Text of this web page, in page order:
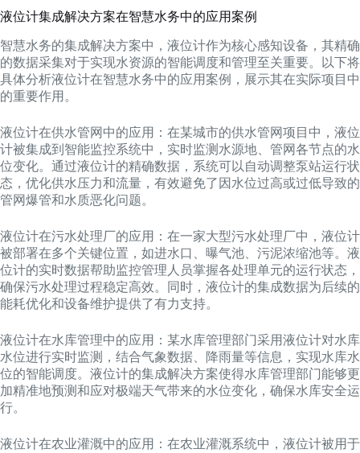
液位计集成解决方案在智慧水务中的应用案例
智慧水务的集成解决方案中，液位计作为核心感知设备，其精确
的数据采集对于实现水资源的智能调度和管理至关重要。以下将
具体分析液位计在智慧水务中的应用案例，展示其在实际项目中
的重要作用。
液位计在供水管网中的应用：在某城市的供水管网项目中，液位
计被集成到智能监控系统中，实时监测水源地、管网各节点的水
位变化。通过液位计的精确数据，系统可以自动调整泵站运行状
态，优化供水压力和流量，有效避免了因水位过高或过低导致的
管网爆管和水质恶化问题。
液位计在污水处理厂的应用：在一家大型污水处理厂中，液位计
被部署在多个关键位置，如进水口、曝气池、污泥浓缩池等。液
位计的实时数据帮助监控管理人员掌握各处理单元的运行状态，
确保污水处理过程稳定高效。同时，液位计的集成数据为后续的
能耗优化和设备维护提供了有力支持。
液位计在水库管理中的应用：某水库管理部门采用液位计对水库
水位进行实时监测，结合气象数据、降雨量等信息，实现水库水
位的智能调度。液位计的集成解决方案使得水库管理部门能够更
加精准地预测和应对极端天气带来的水位变化，确保水库安全运
行。
液位计在农业灌溉中的应用：在农业灌溉系统中，液位计被用于